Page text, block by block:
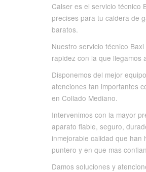
Calser es el servicio técnico
precises para tu caldera de
baratos.
Nuestro servicio técnico
rapidez con la que llegamos
Disponemos del mejor
atenciones tan importantes
en Collado Mediano.
Intervenimos con la mayor
aparato fiable, seguro,
inmejorable calidad que han
puntero y en que mas
Damos soluciones y